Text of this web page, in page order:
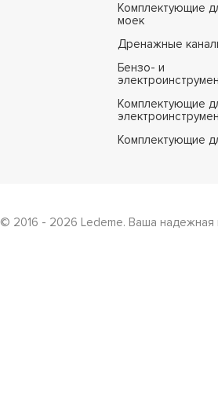
Комплектующие
моек
Дренажные
Бензо- и
Комплектующие
Комплектующие
© 2016 - 2026 Ledeme. Ваша